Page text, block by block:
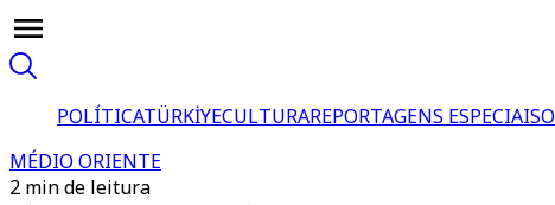
POLÍTICATÜRKİYECULTURAREPORTAGENS ESPECIAIS
MÉDIO ORIENTE
2 min de leitura